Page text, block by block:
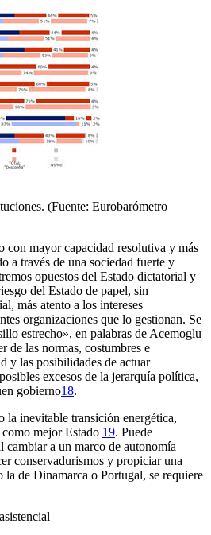
(Fuente: Eurobarómetro
con mayor capacidad resolutiva y más
a través de una sociedad fuerte y
opuestos del Estado dictatorial y
del Estado de papel, sin
más atento a los intereses
organizaciones que lo gestionan. Se
estrecho», en palabras de Acemoglu
de las normas, costumbres e
y las posibilidades de actuar
excesos de la jerarquía política,
gobierno18.
la inevitable transición energética,
mejor Estado 19. Puede
cambiar a un marco de autonomía
conservadurismos y propiciar una
de Dinamarca o Portugal, se requiere